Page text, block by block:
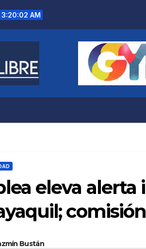
3:20:03 AM
eleva
Bustán